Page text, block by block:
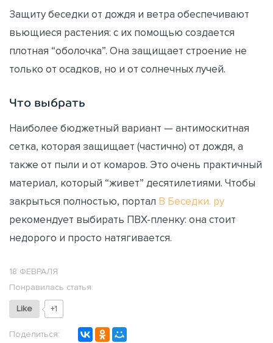
Защиту беседки от дождя и ветра обеспечивают
вьющиеся растения: с их помощью создается
плотная “оболочка”. Она защищает строение не
только от осадков, но и от солнечных лучей.
Что выбрать
Наиболее бюджетный вариант — антимоскитная
сетка, которая защищает (частично) от дождя, а
также от пыли и от комаров. Это очень практичный
материал, который “живет” десятилетиями. Чтобы
закрыться полностью, портал В Беседки. ру
рекомендует выбирать ПВХ-пленку: она стоит
недорого и просто натягивается.
18 ФЕВРАЛЯ
Понравилась статья:
Like +1
Поделиться: